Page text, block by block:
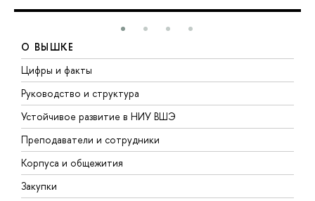
О ВЫШКЕ
Цифры и факты
Руководство и структура
Устойчивое развитие в НИУ ВШЭ
Преподаватели и сотрудники
Корпуса и общежития
Закупки